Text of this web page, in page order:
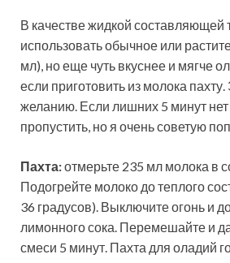
В качестве жидкой составляющей
использовать обычное или
мл), но еще чуть вкуснее и мягче
если приготовить из молока
желанию. Если лишних 5 минут
пропустить, но я очень советую
Пахта:отмерьте 235 мл молока в
Подогрейте молоко до теплого
36 градусов). Выключите огонь и
лимонного сока. Перемешайте и
смеси 5 минут. Пахта для оладий